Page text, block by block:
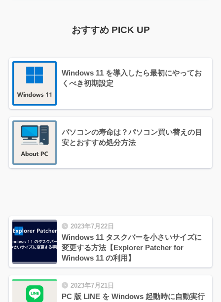
おすすめ PICK UP
Windows 11 を導入したら最初にやってお
くべき初期設定
パソコンの寿命は？パソコン買い替えの目
安とおすすめ処分方法
2023年7月22日
Windows 11 タスクバーを小さいサイズに
変更する方法【Explorer Patcher for
Windows 11 の利用】
2023年7月21日
PC 版 LINE を Windows 起動時に自動実行